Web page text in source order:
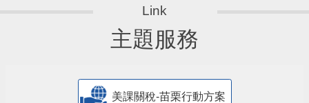
主題服務
美課關稅-苗栗行動方案